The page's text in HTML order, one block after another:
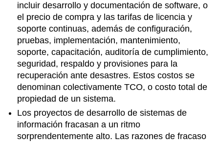
incluir desarrollo y documentación de software, o
el precio de compra y las tarifas de licencia y
soporte continuas, además de configuración,
pruebas, implementación, mantenimiento,
soporte, capacitación, auditoría de cumplimiento,
seguridad, respaldo y provisiones para la
recuperación ante desastres. Estos costos se
denominan colectivamente TCO, o costo total de
propiedad de un sistema.
Los proyectos de desarrollo de sistemas de
información fracasan a un ritmo
sorprendentemente alto. Las razones de fracaso